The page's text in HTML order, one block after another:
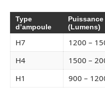
Type
d’ampoule
Puissance
(Lumens)
H7 1200 –
H4
1500 –
H1
900 –